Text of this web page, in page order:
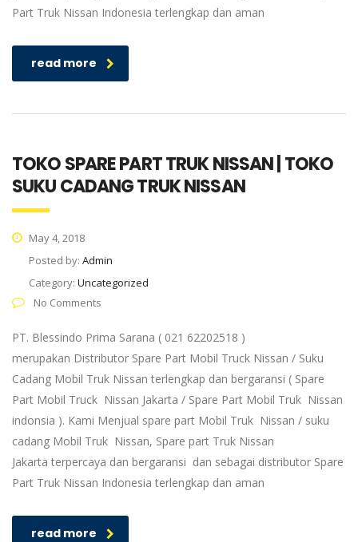
Part Truk Nissan Indonesia terlengkap dan aman
read more
TOKO SPARE PART TRUK NISSAN | TOKO
SUKU CADANG TRUK NISSAN
May 4, 2018
Posted by: Admin
Category: Uncategorized
No Comments
PT. Blessindo Prima Sarana ( 021 62202518 )
merupakan Distributor Spare Part Mobil Truck Nissan / Suku
Cadang Mobil Truk Nissan terlengkap dan bergaransi ( Spare
Part Mobil Truck Nissan Jakarta / Spare Part Mobil Truk Nissan
indonsia ). Kami Menjual spare part Mobil Truk Nissan / suku
cadang Mobil Truk Nissan, Spare part Truk Nissan
Jakarta terpercaya dan bergaransi dan sebagai distributor Spare
Part Truk Nissan Indonesia terlengkap dan aman
read more